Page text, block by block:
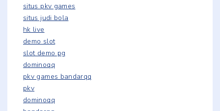
situs pkv games
situs judi bola
hk live
demo slot
slot demo pg
dominoqq
pkv games bandarqq
pkv
dominoqq